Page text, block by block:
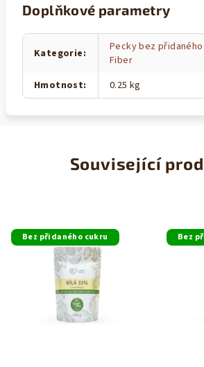
Doplňkové parametry
Kategorie:
Pecky bez
Fiber
Hmotnost: 0.25 kg
Související
Bez přidaného cukru Bez